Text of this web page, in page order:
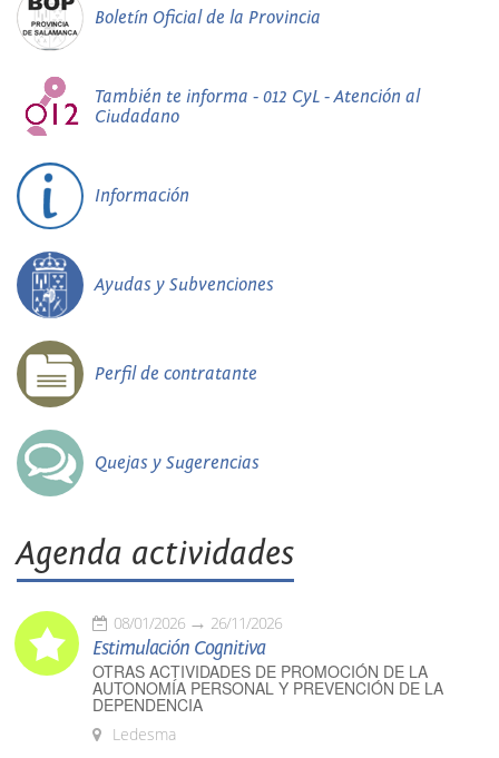
Boletín Oficial de la Provincia
También te informa - 012 CyL - Atención al
Ciudadano
Información
Ayudas y Subvenciones
Perfil de contratante
Quejas y Sugerencias
Agenda actividades
08/01/2026 26/11/2026
Estimulación Cognitiva
OTRAS ACTIVIDADES DE PROMOCIÓN DE LA
AUTONOMÍA PERSONAL Y PREVENCIÓN DE LA
DEPENDENCIA
Ledesma